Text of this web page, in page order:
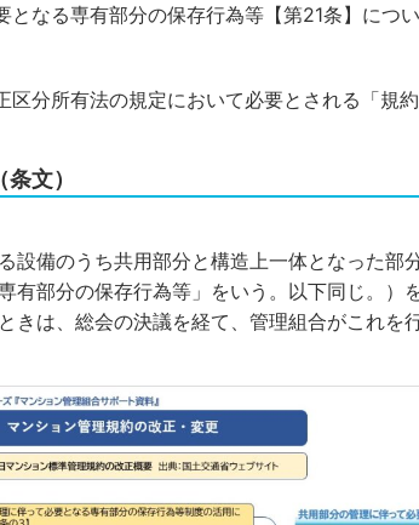
となる専有部分の保存行為等【第21条】につい
分所有法の規定において必要とされる「規
文）
設備のうち共用部分と構造上一体となった部
有部分の保存行為等」をいう。以下同じ。）
きは、総会の決議を経て、管理組合がこれを